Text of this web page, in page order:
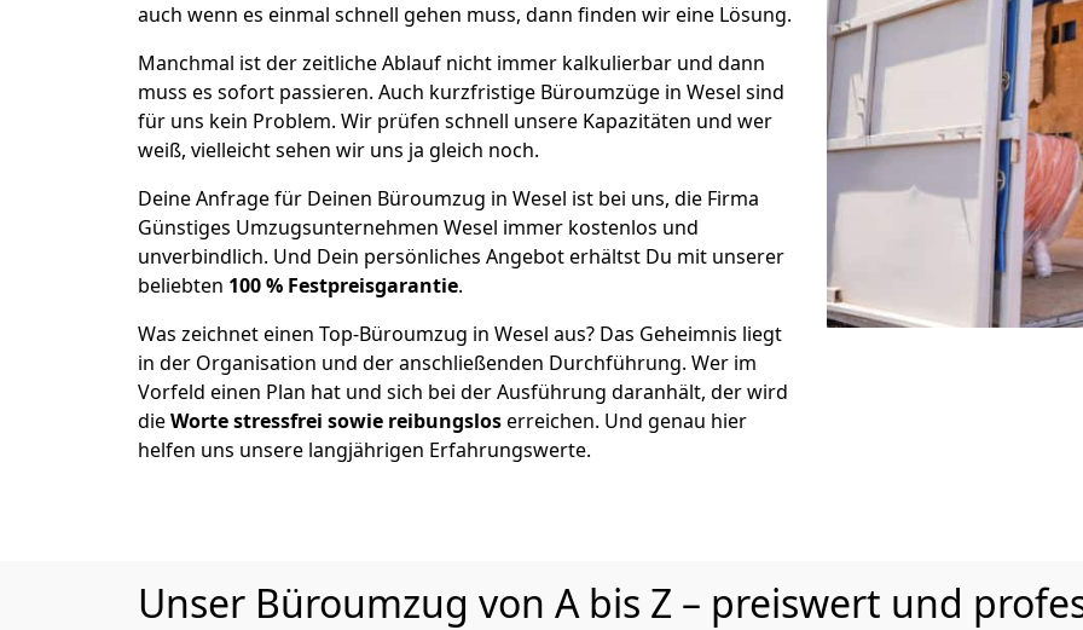
auch wenn es einmal schnell gehen muss, dann finden wir eine Lösung.
Manchmal ist der zeitliche Ablauf nicht immer kalkulierbar und dann
muss es sofort passieren. Auch kurzfristige Büroumzüge in Wesel sind
für uns kein Problem. Wir prüfen schnell unsere Kapazitäten und wer
weiß, vielleicht sehen wir uns ja gleich noch.
Deine Anfrage für Deinen Büroumzug in Wesel ist bei uns, die Firma
Günstiges Umzugsunternehmen Wesel immer kostenlos und
unverbindlich. Und Dein persönliches Angebot erhältst Du mit unserer
beliebten 100 % Festpreisgarantie.
Was zeichnet einen Top-Büroumzug in Wesel aus? Das Geheimnis liegt
in der Organisation und der anschließenden Durchführung. Wer im
Vorfeld einen Plan hat und sich bei der Ausführung daranhält, der wird
dieWorte stressfrei sowie reibungsloserreichen. Und genau hier
helfen uns unsere langjährigen Erfahrungswerte.
Unser Büroumzug von A bis Z – preiswert und